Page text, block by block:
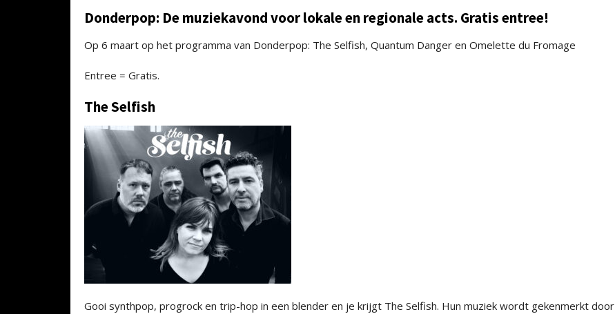
Donderpop: De muziekavond voor lokale en regionale acts. Gratis entree!
Op 6 maart op het programma van Donderpop: The Selfish, Quantum Danger en Omelette du Fromage
Entree = Gratis.
The Selfish
Gooi synthpop, progrock en trip-hop in een blender en je krijgt The Selfish. Hun muziek wordt gekenmerkt door